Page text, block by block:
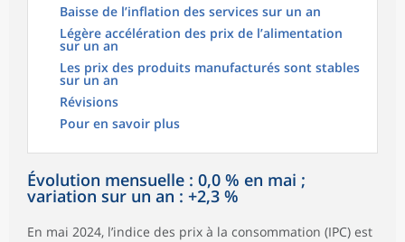
Baisse de l’inflation des services sur un an
Légère accélération des prix de l’alimentation
sur un an
Les prix des produits manufacturés sont stables
sur un an
Révisions
Pour en savoir plus
Évolution mensuelle : 0,0 % en mai ;
variation sur un an : +2,3 %
En mai 2024, l’indice des prix à la consommation (IPC) est